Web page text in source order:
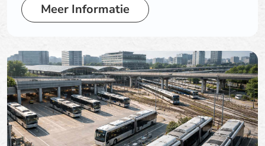
Meer Informatie